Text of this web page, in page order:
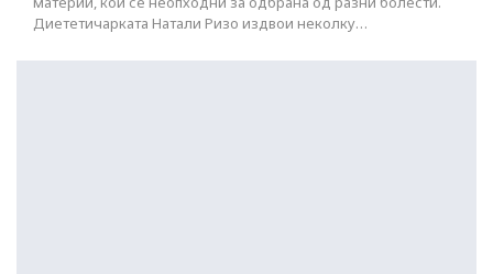
Диететичарката Натали Ризо издвои неколку…